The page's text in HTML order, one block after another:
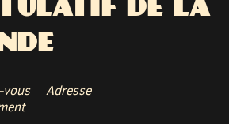
Adresse